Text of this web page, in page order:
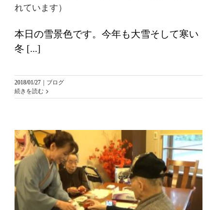
れています）
本日の雪景色です。今年も大雪そして寒い
冬 [...]
2018/01/27
ブログ
続きを読む